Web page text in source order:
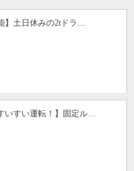
】土日休みの2tドラ…
いすい運転！】固定ル…